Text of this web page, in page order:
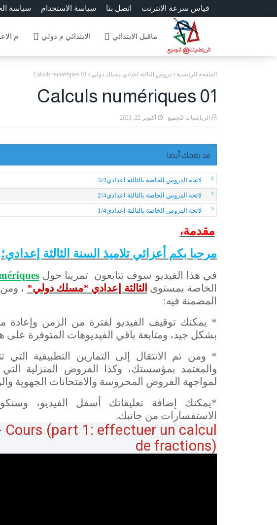
سياسة سياسة الاستخدام اتصل بنا قياس سرعة الانترنت
ماقبل الابتدائي الابتدائي م دولي م
الصفحة الرئيسية دروس الثالثة اعدادي مسلك دولي Calculs numériques 01
Calculs numériques 01
الرياضيات للجميع أكتوبر 22, 2021
قد يهمك أيضا
لائحة الدروس الخاصة بالثالثة اعدادي3/4
لائحة الدروس الخاصة بالثالثة اعدادي2/4
لائحة الدروس الخاصة بالثالثة اعدادي1/4
مقدمة،
مرحبا بكم أعزائي تلاميذ السنة الثالثة إعدادي؛
في هذا الفيديو سوف تتابعون تمرينا حول
الخاصة بمستوى الثالثة إعدادي *مسلك دولي* ،
المضمنة فيه:
* يمكنك توقيف الفيديو لفترة من الزمن وإعادة
بشكل جيد، ومتابعة باقي الفيديوهات المتوفرة على
* ومن تم الانتقال إلى التمارين التطبيقية
والمعتمد بمؤسستك، وكذا الفروض المنزلية
لمواجهة الفروض المحروسة والامتحانات الجهوية
*يمكنك إضافة تعليقاتك أسفل الفيديو،
الاستفسارات من جانبك.
Cours (part 1: effectuer un calcul
de fractions)